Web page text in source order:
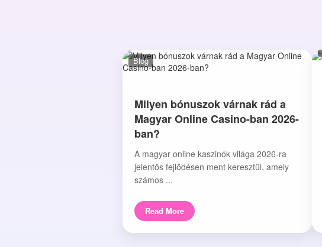
Blog
Milyen bónuszok várnak rád a
Magyar Online Casino-ban 2026-
ban?
A magyar online kaszinók világa 2026-ra
jelentős fejlődésen ment keresztül, amely
számos ...
Read More